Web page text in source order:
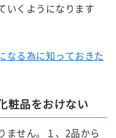
いくようになります
なる為に知っておきた
粧品をおけない
ません。１、2品から